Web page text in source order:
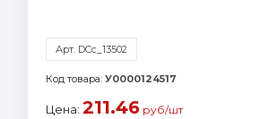
Арт. DCc_13502
Код товара: У0000124517
Цена: 211.46 руб/шт